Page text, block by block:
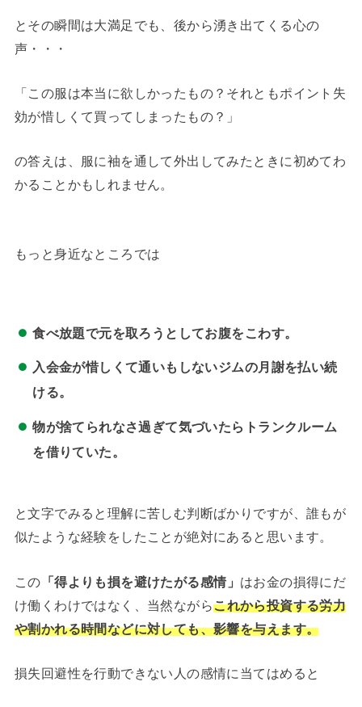
とその瞬間は大満足でも、後から湧き出てくる心の
声・・・
「この服は本当に欲しかったもの？それともポイント失
効が惜しくて買ってしまったもの？」
の答えは、服に袖を通して外出してみたときに初めてわ
かることかもしれません。
もっと身近なところでは
食べ放題で元を取ろうとしてお腹をこわす。
入会金が惜しくて通いもしないジムの月謝を払い続
ける。
物が捨てられなさ過ぎて気づいたらトランクルーム
を借りていた。
と文字でみると理解に苦しむ判断ばかりですが、誰もが
似たような経験をしたことが絶対にあると思います。
この 「得よりも損を避けたがる感情」 はお金の損得にだ
け働くわけではなく、当然ながらこれから投資する労力
や割かれる時間などに対しても、影響を与えます。
損失回避性を行動できない人の感情に当てはめると